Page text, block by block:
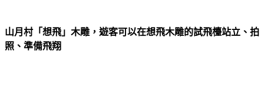
山月村「想飛」木雕，遊客可以在想飛木雕的試飛檯站立、拍
照、準備飛翔